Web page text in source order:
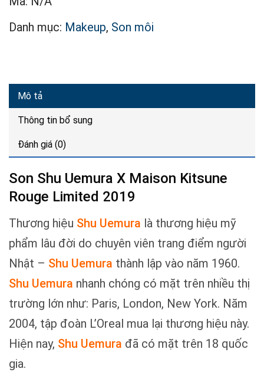
Danh mục: Makeup, Son môi
Mô tả
Thông tin bổ sung
Đánh giá (0)
Son Shu Uemura X Maison Kitsune
Rouge Limited 2019
Thương hiệu Shu Uemura là thương hiệu mỹ
phẩm lâu đời do chuyên viên trang điểm người
Nhật – Shu Uemura thành lập vào năm 1960.
Shu Uemura nhanh chóng có mặt trên nhiều thị
trường lớn như: Paris, London, New York. Năm
2004, tập đoàn L’Oreal mua lại thương hiệu này.
Hiện nay, Shu Uemura đã có mặt trên 18 quốc
gia.